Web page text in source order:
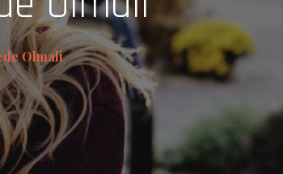
Olmali